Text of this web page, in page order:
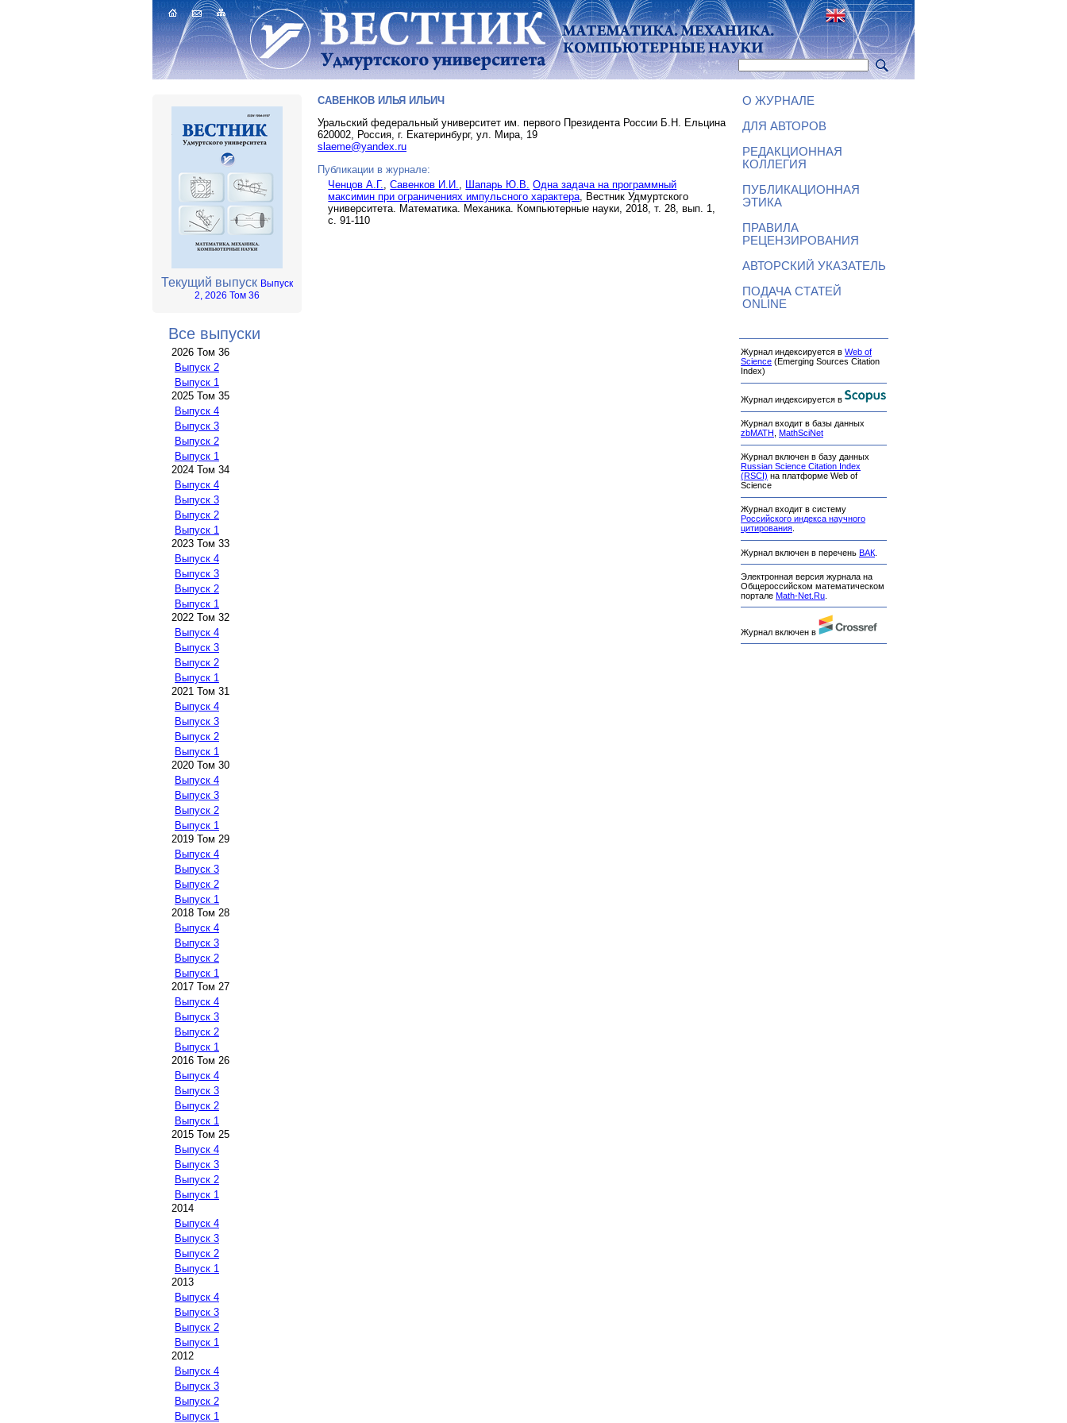
Текущий выпуск Выпуск
2, 2026 Том 36
Все выпуски
2026 Том 36
Выпуск 2
Выпуск 1
2025 Том 35
Выпуск 4
Выпуск 3
Выпуск 2
Выпуск 1
2024 Том 34
Выпуск 4
Выпуск 3
Выпуск 2
Выпуск 1
2023 Том 33
Выпуск 4
Выпуск 3
Выпуск 2
Выпуск 1
2022 Том 32
Выпуск 4
Выпуск 3
Выпуск 2
Выпуск 1
2021 Том 31
Выпуск 4
Выпуск 3
Выпуск 2
Выпуск 1
2020 Том 30
Выпуск 4
Выпуск 3
Выпуск 2
Выпуск 1
2019 Том 29
Выпуск 4
Выпуск 3
Выпуск 2
Выпуск 1
2018 Том 28
Выпуск 4
Выпуск 3
Выпуск 2
Выпуск 1
2017 Том 27
Выпуск 4
Выпуск 3
Выпуск 2
Выпуск 1
2016 Том 26
Выпуск 4
Выпуск 3
Выпуск 2
Выпуск 1
2015 Том 25
Выпуск 4
Выпуск 3
Выпуск 2
Выпуск 1
2014
Выпуск 4
Выпуск 3
Выпуск 2
Выпуск 1
2013
Выпуск 4
Выпуск 3
Выпуск 2
Выпуск 1
2012
Выпуск 4
Выпуск 3
Выпуск 2
Выпуск 1
САВЕНКОВ ИЛЬЯ ИЛЬИЧ
Уральский федеральный университет им. первого Президента России Б.Н. Ельцина
620002, Россия, г. Екатеринбург, ул. Мира, 19
slaeme@yandex.ru
Публикации в журнале:
Ченцов А.Г.
,Савенков И.И. Шапарь Ю.В.
Одна задача на программный
максимин при ограничениях импульсного характера , Вестник Удмуртского
университета. Математика. Механика. Компьютерные науки, 2018, т. 28, вып. 1,
с. 91-110
О ЖУРНАЛЕ
ДЛЯ АВТОРОВ
РЕДАКЦИОННАЯ
КОЛЛЕГИЯ
ПУБЛИКАЦИОННАЯ
ЭТИКА
ПРАВИЛА
РЕЦЕНЗИРОВАНИЯ
АВТОРСКИЙ УКАЗАТЕЛЬ
ПОДАЧА СТАТЕЙ
ONLINE
Журнал индексируется в Web of
Science (Emerging Sources Citation
Index)
Журнал индексируется в
Журнал входит в базы данных
zbMATH
MathSciNet
Журнал включен в базу данных
Russian Science Citation Index
(RSCI) на платформе Web of
Science
Журнал входит в систему
Российского индекса научного
цитирования.
Журнал включен в перечень ВАК
Электронная версия журнала на
Общероссийском математическом
портале Math-Net.Ru
Журнал включен в